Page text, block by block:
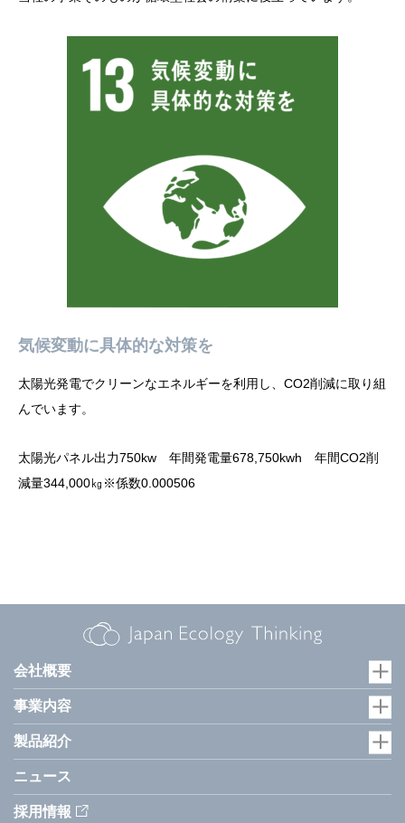
気候変動に具体的な対策を
太陽光発電でクリーンなエネルギーを利用し、CO2削減に取り組
んでいます。
太陽光パネル出力750kw 年間発電量678,750kwh 年間CO2削
減量344,000㎏※係数0.000506
会社概要
事業内容
製品紹介
ニュース
採用情報